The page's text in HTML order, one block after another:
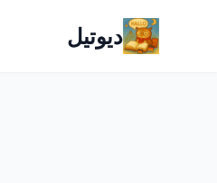
ديوتيل